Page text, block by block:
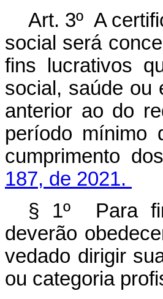
Art. 3º A
social será
fins lucrativos
social, saúde ou
anterior ao do
período mínimo
cumprimento
187, de 2021.
§ 1º Para
deverão
vedado dirigir
ou categoria